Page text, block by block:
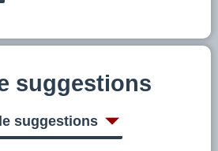
suggestions
suggestions